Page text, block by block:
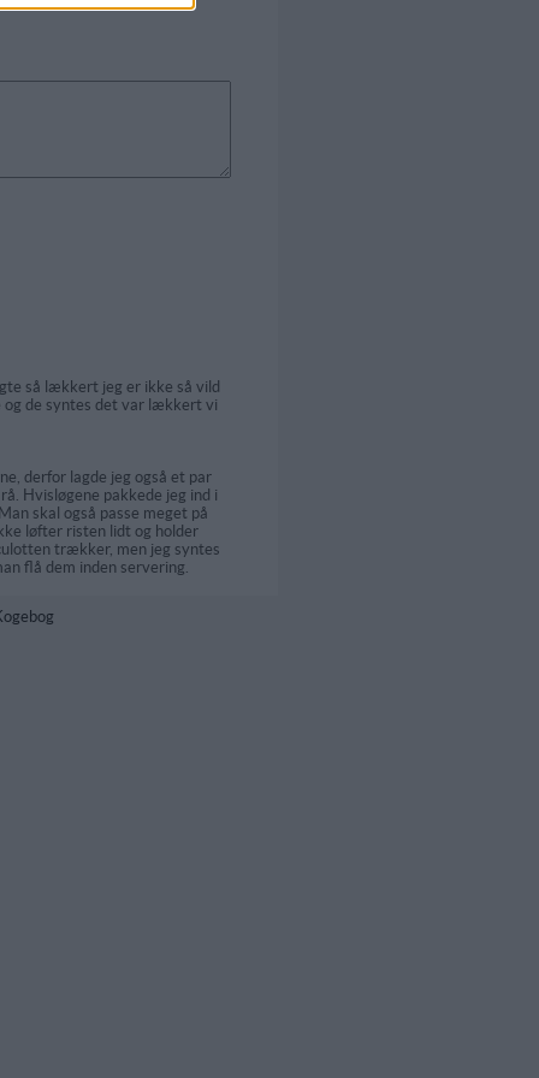
så lækkert jeg er ikke så vild
og de syntes det var lækkert vi
derfor lagde jeg også et par
Hvisløgene pakkede jeg ind i
skal også passe meget på
løfter risten lidt og holder
trækker, men jeg syntes
flå dem inden servering.